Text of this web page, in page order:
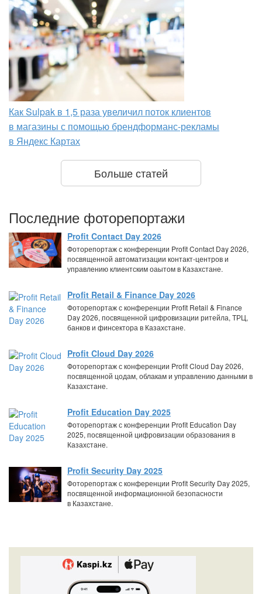
Как Sulpak в 1,5 раза увеличил поток клиентов
в магазины с помощью брендформанс-рекламы
в Яндекс Картах
Больше статей
Последние фоторепортажи
Profit Contact Day 2026
Фоторепортаж с конференции Profit Contact Day 2026,
посвященной автоматизации контакт-центров и
управлению клиентским оаытом в Казахстане.
Profit Retail & Finance Day 2026
Фоторепортаж с конференции Profit Retail & Finance
Day 2026, посвященной цифровизации ритейла, ТРЦ,
банков и финсектора в Казахстане.
Profit Cloud Day 2026
Фоторепортаж с конференции Profit Cloud Day 2026,
посвященной цодам, облакам и управлению данными в
Казахстане.
Profit Education Day 2025
Фоторепортаж с конференции Profit Education Day
2025, посвященной цифровизации образования в
Казахстане.
Profit Security Day 2025
Фоторепортаж с конференции Profit Security Day 2025,
посвященной информационной безопасности
в Казахстане.